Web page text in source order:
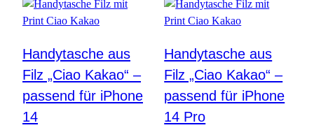
Handytasche aus
Filz „Ciao Kakao“ –
passend für iPhone
14
Handytasche aus
Filz „Ciao Kakao“ –
passend für iPhone
14 Pro